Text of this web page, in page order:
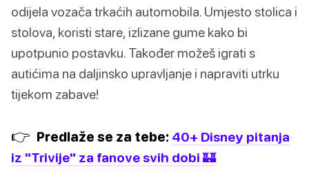
odijela vozača trkaćih automobila. Umjesto stolica i
stolova, koristi stare, izlizane gume kako bi
upotpunio postavku. Također možeš igrati s
autićima na daljinsko upravljanje i napraviti utrku
tijekom zabave!
👉 Predlaže se za tebe: 40+ Disney pitanja
iz "Trivije" za fanove svih dobi 🏰